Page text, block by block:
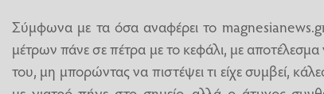
Σύμφωνα με τα όσα αναφέρει το
μέτρων πάνε σε πέτρα με το κεφάλι, με
του, μη μπορώντας να πιστέψει τι είχε συμβεί,